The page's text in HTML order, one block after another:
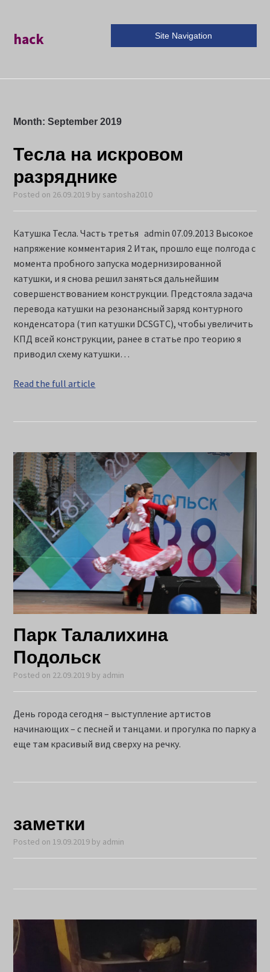
hack Site Navigation
Month:September 2019
Тесла на искровом
разряднике
Posted on 26.09.2019 by santosha2010
Катушка Тесла. Часть третья admin 07.09.2013 Высокое
напряжение комментария 2 Итак, прошло еще полгода с
момента пробного запуска модернизированной
катушки, и я снова решил заняться дальнейшим
совершенствованием конструкции. Предстояла задача
перевода катушки на резонансный заряд контурного
конденсатора (тип катушки DCSGTC), чтобы увеличить
КПД всей конструкции, ранее в статье про теорию я
приводил схему катушки…
Read the full article
Парк Талалихина
Подольск
Posted on 22.09.2019 by admin
День города сегодня – выступление артистов
начинающих – с песней и танцами. и прогулка по парку а
еще там красивый вид сверху на речку.
заметки
Posted on 19.09.2019 by admin